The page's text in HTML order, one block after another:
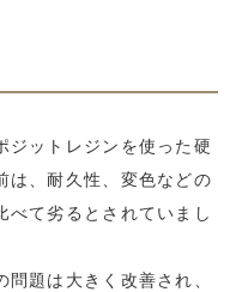
ジットレジンを使った硬
は、耐久性、変色などの
べて劣るとされていまし
題は大きく改善され、